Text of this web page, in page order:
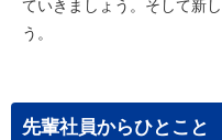
ていきましょう。そして新
う。
先輩社員からひとこと